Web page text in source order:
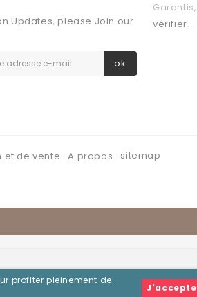
profiter pleinement de
J'accepte
Updates, please Join our
ok
et de vente A propos sitemap
Garantis,
vérifier.